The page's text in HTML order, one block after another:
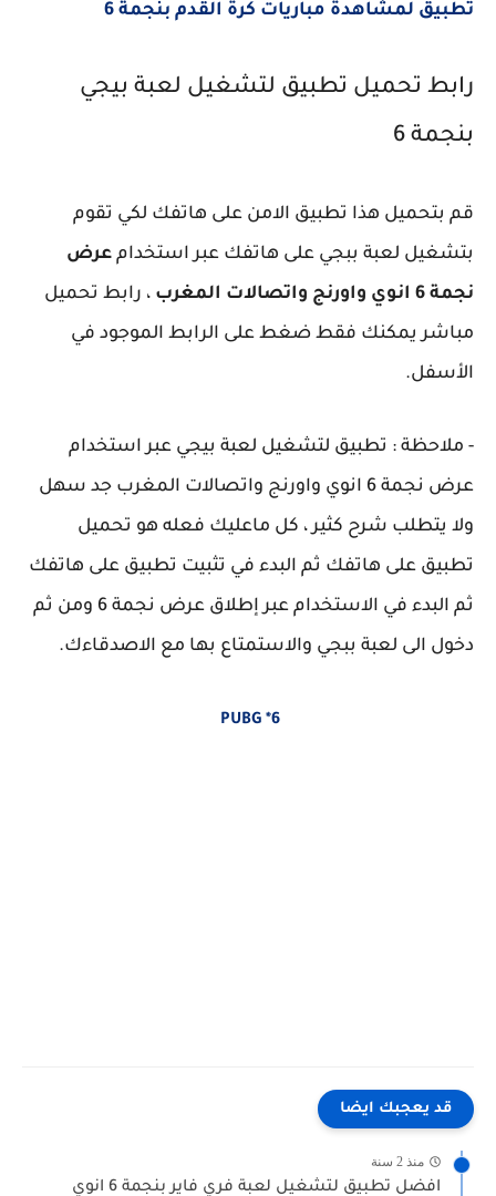
تطبيق لمشاهدة مباريات كرة القدم بنجمة 6
رابط تحميل تطبيق لتشغيل لعبة بيجي
بنجمة 6
قم بتحميل هذا تطبيق الامن على هاتفك لكي تقوم
بتشغيل لعبة ببجي على هاتفك عبر استخدام عرض
نجمة 6 انوي واورنج واتصالات المغرب
، رابط تحميل
مباشر يمكنك فقط ضغط على الرابط الموجود في
الأسفل.
- ملاحظة : تطبيق لتشغيل لعبة بيجي عبر استخدام
عرض نجمة 6 انوي واورنج واتصالات المغرب جد سهل
ولا يتطلب شرح كثير ، كل ماعليك فعله هو تحميل
تطبيق على هاتفك ثم البدء في تثبيت تطبيق على هاتفك
ثم البدء في الاستخدام عبر إطلاق عرض نجمة 6 ومن ثم
دخول الى لعبة ببجي والاستمتاع بها مع الاصدقاءك.
PUBG *6
قد يعجبك ايضا
منذ 2 سنة
افضل تطبيق لتشغيل لعبة فري فاير بنجمة 6 انوي